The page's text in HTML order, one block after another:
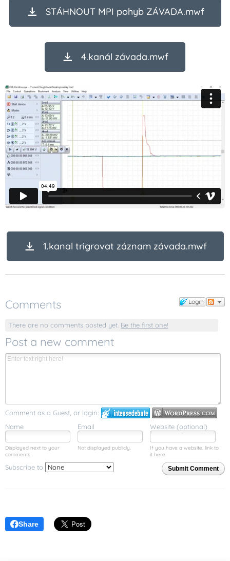
STÁHNOUT MPI pohyb ZÁVADA.mwf
4.kanál závada.mwf
1.kanal trigrovat záznam závada.mwf
Login
Comments
There are no comments posted yet. Be the first one!
Post a new comment
Comment as a Guest, or login:
Name
Email Website (optional)
Displayed next to your
comments.
Not displayed publicly.
If you have a website, link to
it here.
Submit Comment
Subscribe to
Share